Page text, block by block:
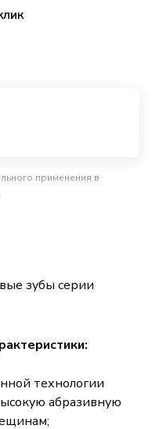
применения в
зубы серии
технологии
абразивную